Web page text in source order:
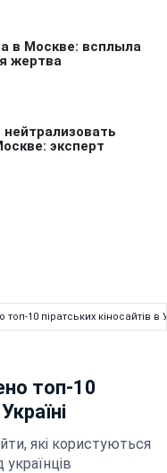
10 піратських кіносайтів в
топ-10
які користуються